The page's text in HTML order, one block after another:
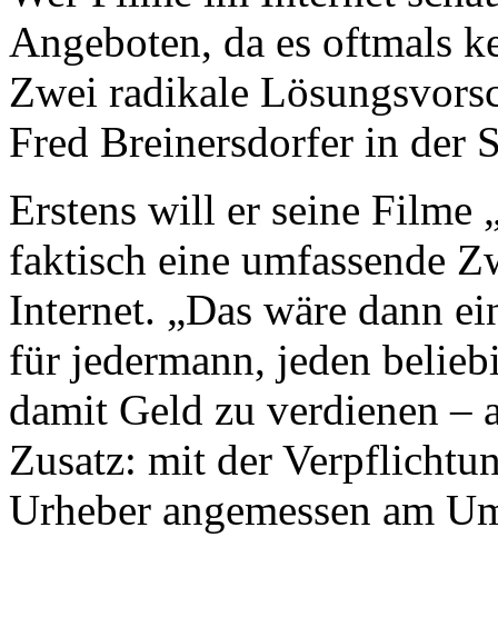
Angeboten, da es oftmals
Zwei radikale
Fred Breinersdorfer in der
Erstens will er seine Filme
faktisch eine umfassende
Internet. „Das wäre dann
für jedermann, jeden
damit Geld zu verdienen
Zusatz: mit der
Urheber angemessen am